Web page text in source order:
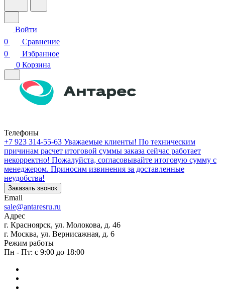
Войти
0
Сравнение
0
Избранное
0 Корзина
Телефоны
+7 923 314-55-63 Уважаемые клиенты! По техническим
причинам расчет итоговой суммы заказа сейчас работает
некорректно! Пожалуйста, согласовывайте итоговую сумму с
менеджером. Приносим извинения за доставленные
неудобства!
Заказать звонок
Email
sale@antaresru.ru
Адрес
г. Красноярск, ул. Молокова, д. 46
г. Москва, ул. Вернисажная, д. 6
Режим работы
Пн - Пт: с 9:00 до 18:00